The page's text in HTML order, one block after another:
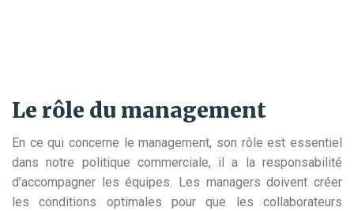
Le rôle du management
En ce qui concerne le management, son rôle est essentiel
dans notre politique commerciale, il a la responsabilité
d’accompagner les équipes. Les managers doivent créer
les conditions optimales pour que les collaborateurs